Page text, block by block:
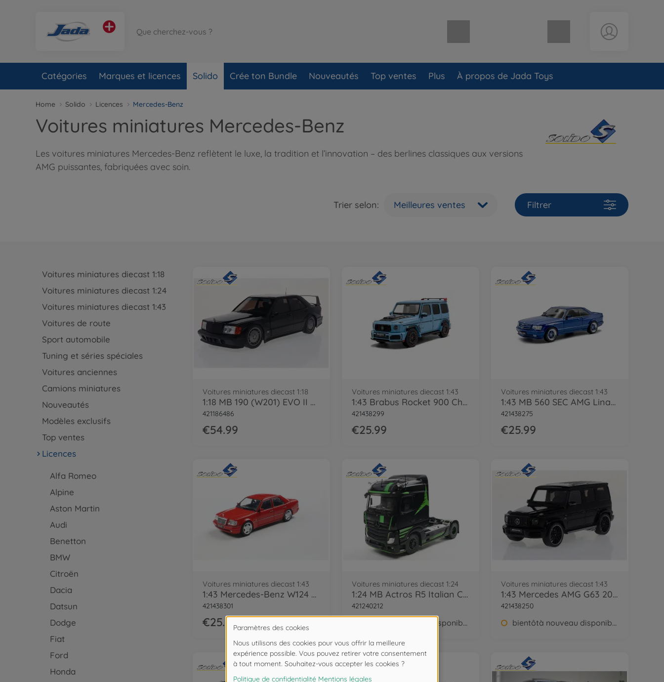
Catégories Marques et licences Solido Crée ton Bundle Nouveautés Top ventes Plus À propos de Jada Toys
Home Solido Licences Mercedes-Benz
Voitures miniatures Mercedes-Benz
Les voitures miniatures Mercedes-Benz reflètent le luxe, la tradition et l’innovation – des berlines classiques aux versions
AMG puissantes, fabriquées avec soin.
Trier selon: Meilleures ventes Filtrer
Voitures miniatures diecast 1:18
Voitures miniatures diecast 1:24
Voitures miniatures diecast 1:43
Voitures de route
Sport automobile
Tuning et séries spéciales
Voitures anciennes
Camions miniatures
Nouveautés
Modèles exclusifs
Top ventes
Licences
Alfa Romeo
Alpine
Aston Martin
Audi
Benetton
BMW
Citroën
Dacia
Datsun
Dodge
Fiat
Ford
Honda
Voitures miniatures diecast 1:18
1:18 MB 190 (W201) EVO II black
421186486
€54.99
Voitures miniatures diecast 1:43
1:43 Brabus Rocket 900 China blue
421438299
€25.99
Voitures miniatures diecast 1:43
1:43 MB 560 SEC AMG Linarite blue
421438275
€25.99
Voitures miniatures diecast 1:43
1:43 Mercedes-Benz W124 E60 AMG red
421438301
€25.99
Voitures miniatures diecast 1:24
1:24 MB Actros R5 Italian Coll. black
421240212
bientôtà nouveau disponible
Voitures miniatures diecast 1:43
1:43 Mercedes AMG G63 2022 black
421438250
bientôtà nouveau disponible